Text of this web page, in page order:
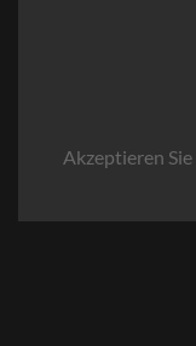
Akzeptieren Sie